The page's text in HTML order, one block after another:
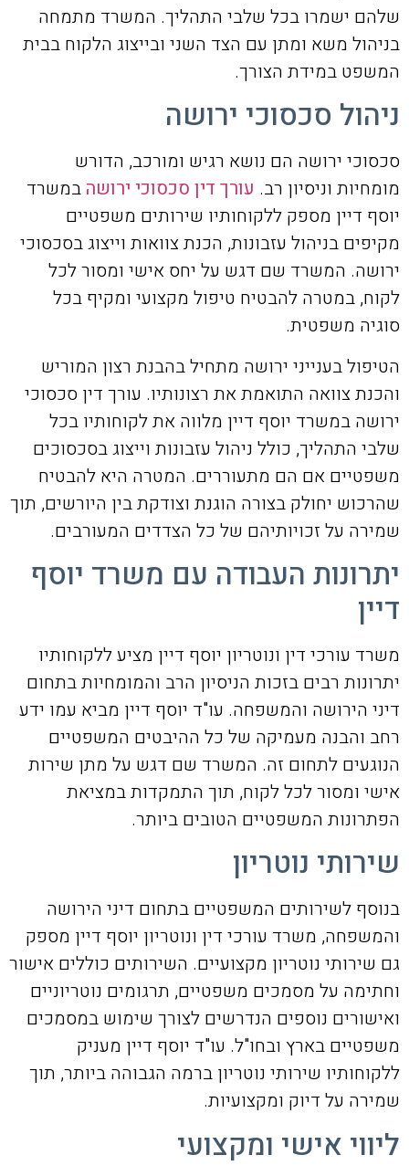
שלהם ישמרו בכל שלבי התהליך. המשרד מתמחה
בניהול משא ומתן עם הצד השני ובייצוג הלקוח בבית
המשפט במידת הצורך.
ניהול סכסוכי ירושה
סכסוכי ירושה הם נושא רגיש ומורכב, הדורש
מומחיות וניסיון רב. עורך דין סכסוכי ירושה במשרד
יוסף דיין מספק ללקוחותיו שירותים משפטיים
מקיפים בניהול עזבונות, הכנת צוואות וייצוג בסכסוכי
ירושה. המשרד שם דגש על יחס אישי ומסור לכל
לקוח, במטרה להבטיח טיפול מקצועי ומקיף בכל
סוגיה משפטית.
הטיפול בענייני ירושה מתחיל בהבנת רצון המוריש
והכנת צוואה התואמת את רצונותיו. עורך דין סכסוכי
ירושה במשרד יוסף דיין מלווה את לקוחותיו בכל
שלבי התהליך, כולל ניהול עזבונות וייצוג בסכסוכים
משפטיים אם הם מתעוררים. המטרה היא להבטיח
שהרכוש יחולק בצורה הוגנת וצודקת בין היורשים, תוך
שמירה על זכויותיהם של כל הצדדים המעורבים.
יתרונות העבודה עם משרד יוסף
דיין
משרד עורכי דין ונוטריון יוסף דיין מציע ללקוחותיו
יתרונות רבים בזכות הניסיון הרב והמומחיות בתחום
דיני הירושה והמשפחה. עו"ד יוסף דיין מביא עמו ידע
רחב והבנה מעמיקה של כל ההיבטים המשפטיים
הנוגעים לתחום זה. המשרד שם דגש על מתן שירות
אישי ומסור לכל לקוח, תוך התמקדות במציאת
הפתרונות המשפטיים הטובים ביותר.
שירותי נוטריון
בנוסף לשירותים המשפטיים בתחום דיני הירושה
והמשפחה, משרד עורכי דין ונוטריון יוסף דיין מספק
גם שירותי נוטריון מקצועיים. השירותים כוללים אישור
וחתימה על מסמכים משפטיים, תרגומים נוטריוניים
ואישורים נוספים הנדרשים לצורך שימוש במסמכים
משפטיים בארץ ובחו"ל. עו"ד יוסף דיין מעניק
ללקוחותיו שירותי נוטריון ברמה הגבוהה ביותר, תוך
שמירה על דיוק ומקצועיות.
ליווי אישי ומקצועי